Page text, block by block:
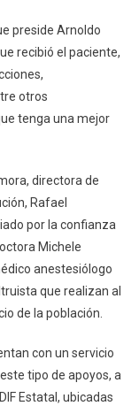
preside Arnoldo
recibió el paciente,
otros
tenga una mejor
directora de
Rafael
por la confianza
Michele
anestesiólogo
que realizan al
de la población.
con un servicio
tipo de apoyos, a
Estatal, ubicadas